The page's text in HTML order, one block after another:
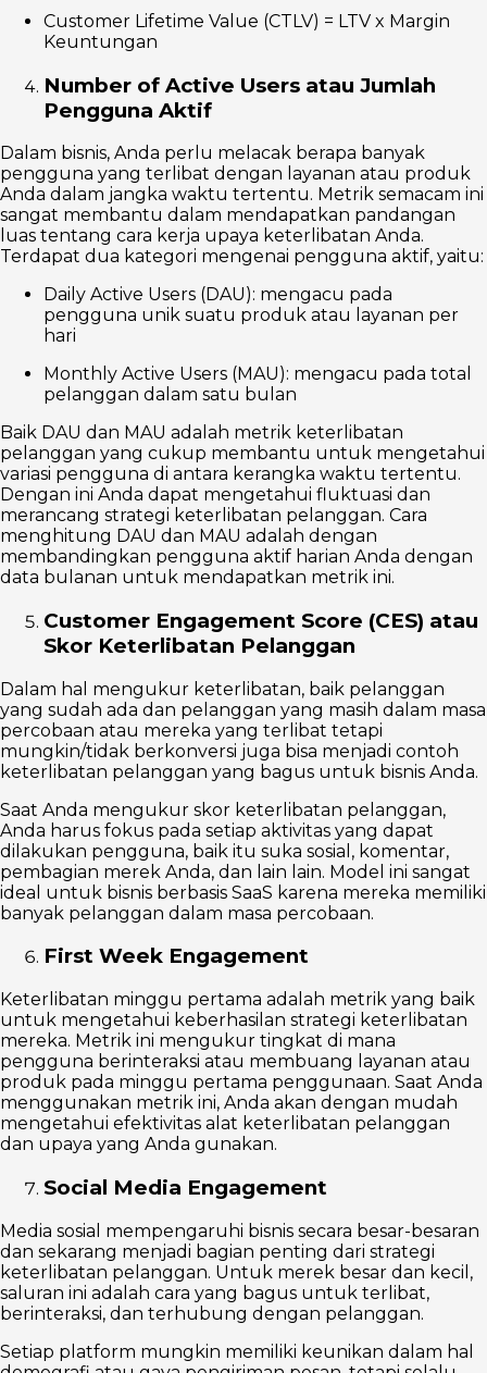
Customer Lifetime Value (CTLV) = LTV x Margin
Keuntungan
Number of Active Users atau Jumlah
Pengguna Aktif
Dalam bisnis, Anda perlu melacak berapa banyak
pengguna yang terlibat dengan layanan atau produk
Anda dalam jangka waktu tertentu. Metrik semacam ini
sangat membantu dalam mendapatkan pandangan
luas tentang cara kerja upaya keterlibatan Anda.
Terdapat dua kategori mengenai pengguna aktif, yaitu:
Daily Active Users (DAU): mengacu pada
pengguna unik suatu produk atau layanan per
hari
Monthly Active Users (MAU): mengacu pada total
pelanggan dalam satu bulan
Baik DAU dan MAU adalah metrik keterlibatan
pelanggan yang cukup membantu untuk mengetahui
variasi pengguna di antara kerangka waktu tertentu.
Dengan ini Anda dapat mengetahui fluktuasi dan
merancang strategi keterlibatan pelanggan. Cara
menghitung DAU dan MAU adalah dengan
membandingkan pengguna aktif harian Anda dengan
data bulanan untuk mendapatkan metrik ini.
Customer Engagement Score (CES) atau
Skor Keterlibatan Pelanggan
Dalam hal mengukur keterlibatan, baik pelanggan
yang sudah ada dan pelanggan yang masih dalam masa
percobaan atau mereka yang terlibat tetapi
mungkin/tidak berkonversi juga bisa menjadi contoh
keterlibatan pelanggan yang bagus untuk bisnis Anda.
Saat Anda mengukur skor keterlibatan pelanggan,
Anda harus fokus pada setiap aktivitas yang dapat
dilakukan pengguna, baik itu suka sosial, komentar,
pembagian merek Anda, dan lain lain. Model ini sangat
ideal untuk bisnis berbasis SaaS karena mereka memiliki
banyak pelanggan dalam masa percobaan.
First Week Engagement
Keterlibatan minggu pertama adalah metrik yang baik
untuk mengetahui keberhasilan strategi keterlibatan
mereka. Metrik ini mengukur tingkat di mana
pengguna berinteraksi atau membuang layanan atau
produk pada minggu pertama penggunaan. Saat Anda
menggunakan metrik ini, Anda akan dengan mudah
mengetahui efektivitas alat keterlibatan pelanggan
dan upaya yang Anda gunakan.
Social Media Engagement
Media sosial mempengaruhi bisnis secara besar-besaran
dan sekarang menjadi bagian penting dari strategi
keterlibatan pelanggan. Untuk merek besar dan kecil,
saluran ini adalah cara yang bagus untuk terlibat,
berinteraksi, dan terhubung dengan pelanggan.
Setiap platform mungkin memiliki keunikan dalam hal